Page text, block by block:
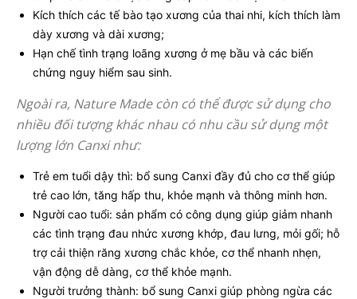
Kích thích các tế bào tạo xương của thai nhi, kích thích làm
dày xương và dài xương;
Hạn chế tình trạng loãng xương ở mẹ bầu và các biến
chứng nguy hiểm sau sinh.
Ngoài ra, Nature Made còn có thể được sử dụng cho
nhiều đối tượng khác nhau có nhu cầu sử dụng một
lượng lớn Canxi như:
Trẻ em tuổi dậy thì: bổ sung Canxi đầy đủ cho cơ thể giúp
trẻ cao lớn, tăng hấp thu, khỏe mạnh và thông minh hơn.
Người cao tuổi: sản phẩm có công dụng giúp giảm nhanh
các tình trạng đau nhức xương khớp, đau lưng, mỏi gối; hỗ
trợ cải thiện răng xương chắc khỏe, cơ thể nhanh nhẹn,
vận động dễ dàng, cơ thể khỏe mạnh.
Người trưởng thành: bổ sung Canxi giúp phòng ngừa các